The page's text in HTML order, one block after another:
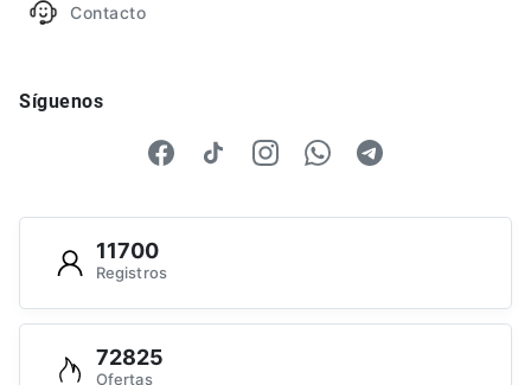
Contacto
Síguenos
11700
Registros
72825
Ofertas